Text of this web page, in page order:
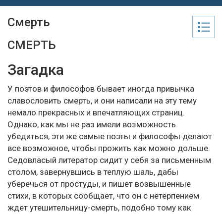
Смерть
СМЕРТЬ
Загадка
У поэтов и философов бывает иногда привычка
славословить смерть, и они написали на эту тему
немало прекрасных и впечатляющих страниц.
Однако, как мы не раз имели возможность
убедиться, эти же самые поэты и философы делают
все возможное, чтобы прожить как можно дольше.
Седовласый литератор сидит у себя за письменным
столом, завернувшись в теплую шаль, дабы
уберечься от простуды, и пишет возвышенные
стихи, в которых сообщает, что он с нетерпением
ждет утешительницу-смерть, подобно тому как